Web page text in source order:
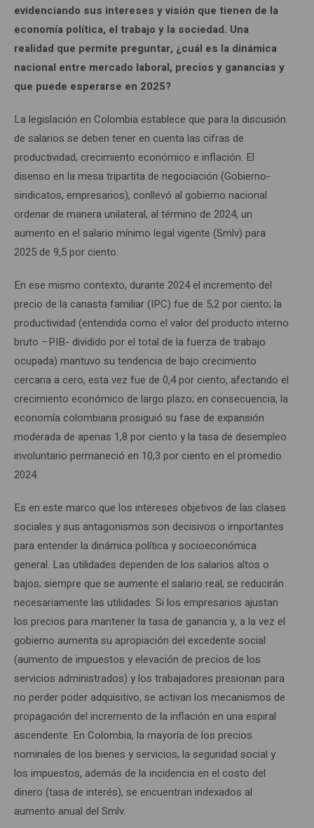
evidenciando sus intereses y visión que tienen de la
economía política, el trabajo y la sociedad. Una
realidad que permite preguntar, ¿cuál es la dinámica
nacional entre mercado laboral, precios y ganancias y
que puede esperarse en 2025?
La legislación en Colombia establece que para la discusión
de salarios se deben tener en cuenta las cifras de
productividad, crecimiento económico e inflación. El
disenso en la mesa tripartita de negociación (Gobierno-
sindicatos, empresarios), conllevó al gobierno nacional
ordenar de manera unilateral, al término de 2024, un
aumento en el salario mínimo legal vigente (Smlv) para
2025 de 9,5 por ciento.
En ese mismo contexto, durante 2024 el incremento del
precio de la canasta familiar (IPC) fue de 5,2 por ciento; la
productividad (entendida como el valor del producto interno
bruto –PIB- dividido por el total de la fuerza de trabajo
ocupada) mantuvo su tendencia de bajo crecimiento
cercana a cero, esta vez fue de 0,4 por ciento, afectando el
crecimiento económico de largo plazo; en consecuencia, la
economía colombiana prosiguió su fase de expansión
moderada de apenas 1,8 por ciento y la tasa de desempleo
involuntario permaneció en 10,3 por ciento en el promedio
2024.
Es en este marco que los intereses objetivos de las clases
sociales y sus antagonismos son decisivos o importantes
para entender la dinámica política y socioeconómica
general. Las utilidades dependen de los salarios altos o
bajos; siempre que se aumente el salario real, se reducirán
necesariamente las utilidades. Si los empresarios ajustan
los precios para mantener la tasa de ganancia y, a la vez el
gobierno aumenta su apropiación del excedente social
(aumento de impuestos y elevación de precios de los
servicios administrados) y los trabajadores presionan para
no perder poder adquisitivo, se activan los mecanismos de
propagación del incremento de la inflación en una espiral
ascendente. En Colombia, la mayoría de los precios
nominales de los bienes y servicios, la seguridad social y
los impuestos, además de la incidencia en el costo del
dinero (tasa de interés), se encuentran indexados al
aumento anual del Smlv.